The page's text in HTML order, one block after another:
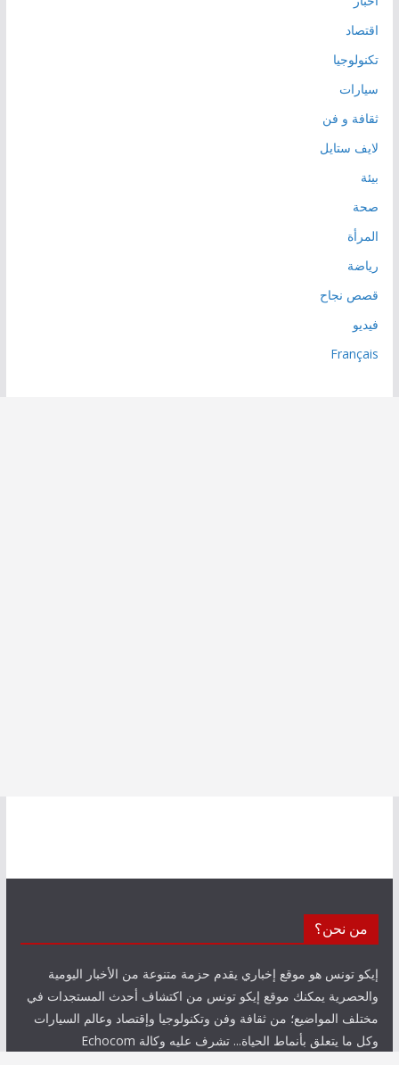
اقتصاد
تكنولوجيا
سيارات
ثقافة و فن
لايف ستايل
بيئة
صحة
المرأة
رياضة
قصص نجاح
فيديو
Français
من نحن؟
إيكو تونس هو موقع إخباري يقدم حزمة متنوعة من الأخبار اليومية
والحصرية يمكنك موقع إيكو تونس من اكتشاف أحدث المستجدات في
مختلف المواضيع؛ من ثقافة وفن وتكنولوجيا وإقتصاد وعالم السيارات
وكل ما يتعلق بأنماط الحياة... تشرف عليه وكالة Echocom